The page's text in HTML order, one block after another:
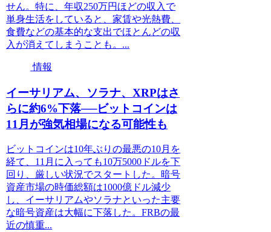
せん。特に、年収250万円ほどの収入で
単身生活をしていると、家賃や光熱費、
食費などの基本的な支出でほとんどの収
入が消えてしまうことも。...
情報
イーサリアム、ソラナ、XRPはさ
らに約6%下落──ビットコインは
11月が強気相場になる可能性も
ビットコインは10年ぶりの最悪の10月を
経て、11月に入っても10万5000ドルを下
回り、厳しい状況でスタートした。暗号
資産市場の時価総額は1000億ドル減少
し、イーサリアムやソラナといった主要
な暗号資産は大幅に下落した。FRBの最
近の慎重...